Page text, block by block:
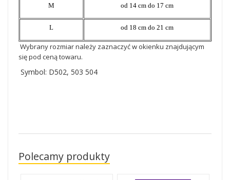
M od 14 cm do 17 cm
L od 18 cm do 21 cm
Wybrany rozmiar należy zaznaczyć w okienku znajdującym
się pod ceną towaru.
Symbol: D502, 503 504
Polecamy produkty